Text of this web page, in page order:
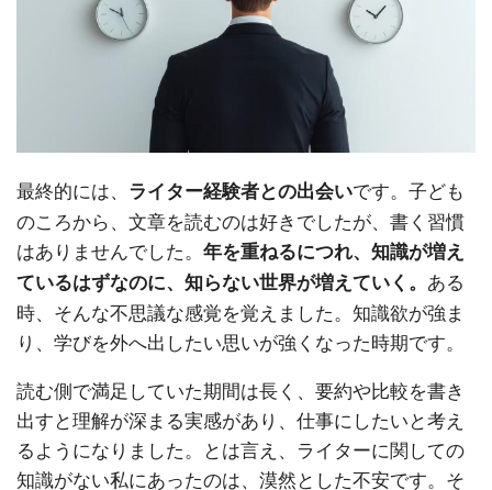
最終的には、 ライター経験者との出会いです。子ども
のころから、文章を読むのは好きでしたが、書く習慣
はありませんでした。 年を重ねるにつれ、知識が増え
ているはずなのに、知らない世界が増えていく。 ある
時、そんな不思議な感覚を覚えました。知識欲が強ま
り、学びを外へ出したい思いが強くなった時期です。
読む側で満足していた期間は長く、要約や比較を書き
出すと理解が深まる実感があり、仕事にしたいと考え
るようになりました。とは言え、ライターに関しての
知識がない私にあったのは、漠然とした不安です。そ